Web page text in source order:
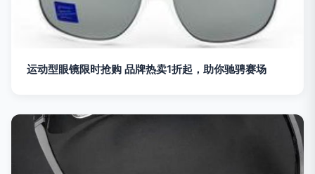
运动型眼镜限时抢购 品牌热卖1折起，助你驰骋赛场